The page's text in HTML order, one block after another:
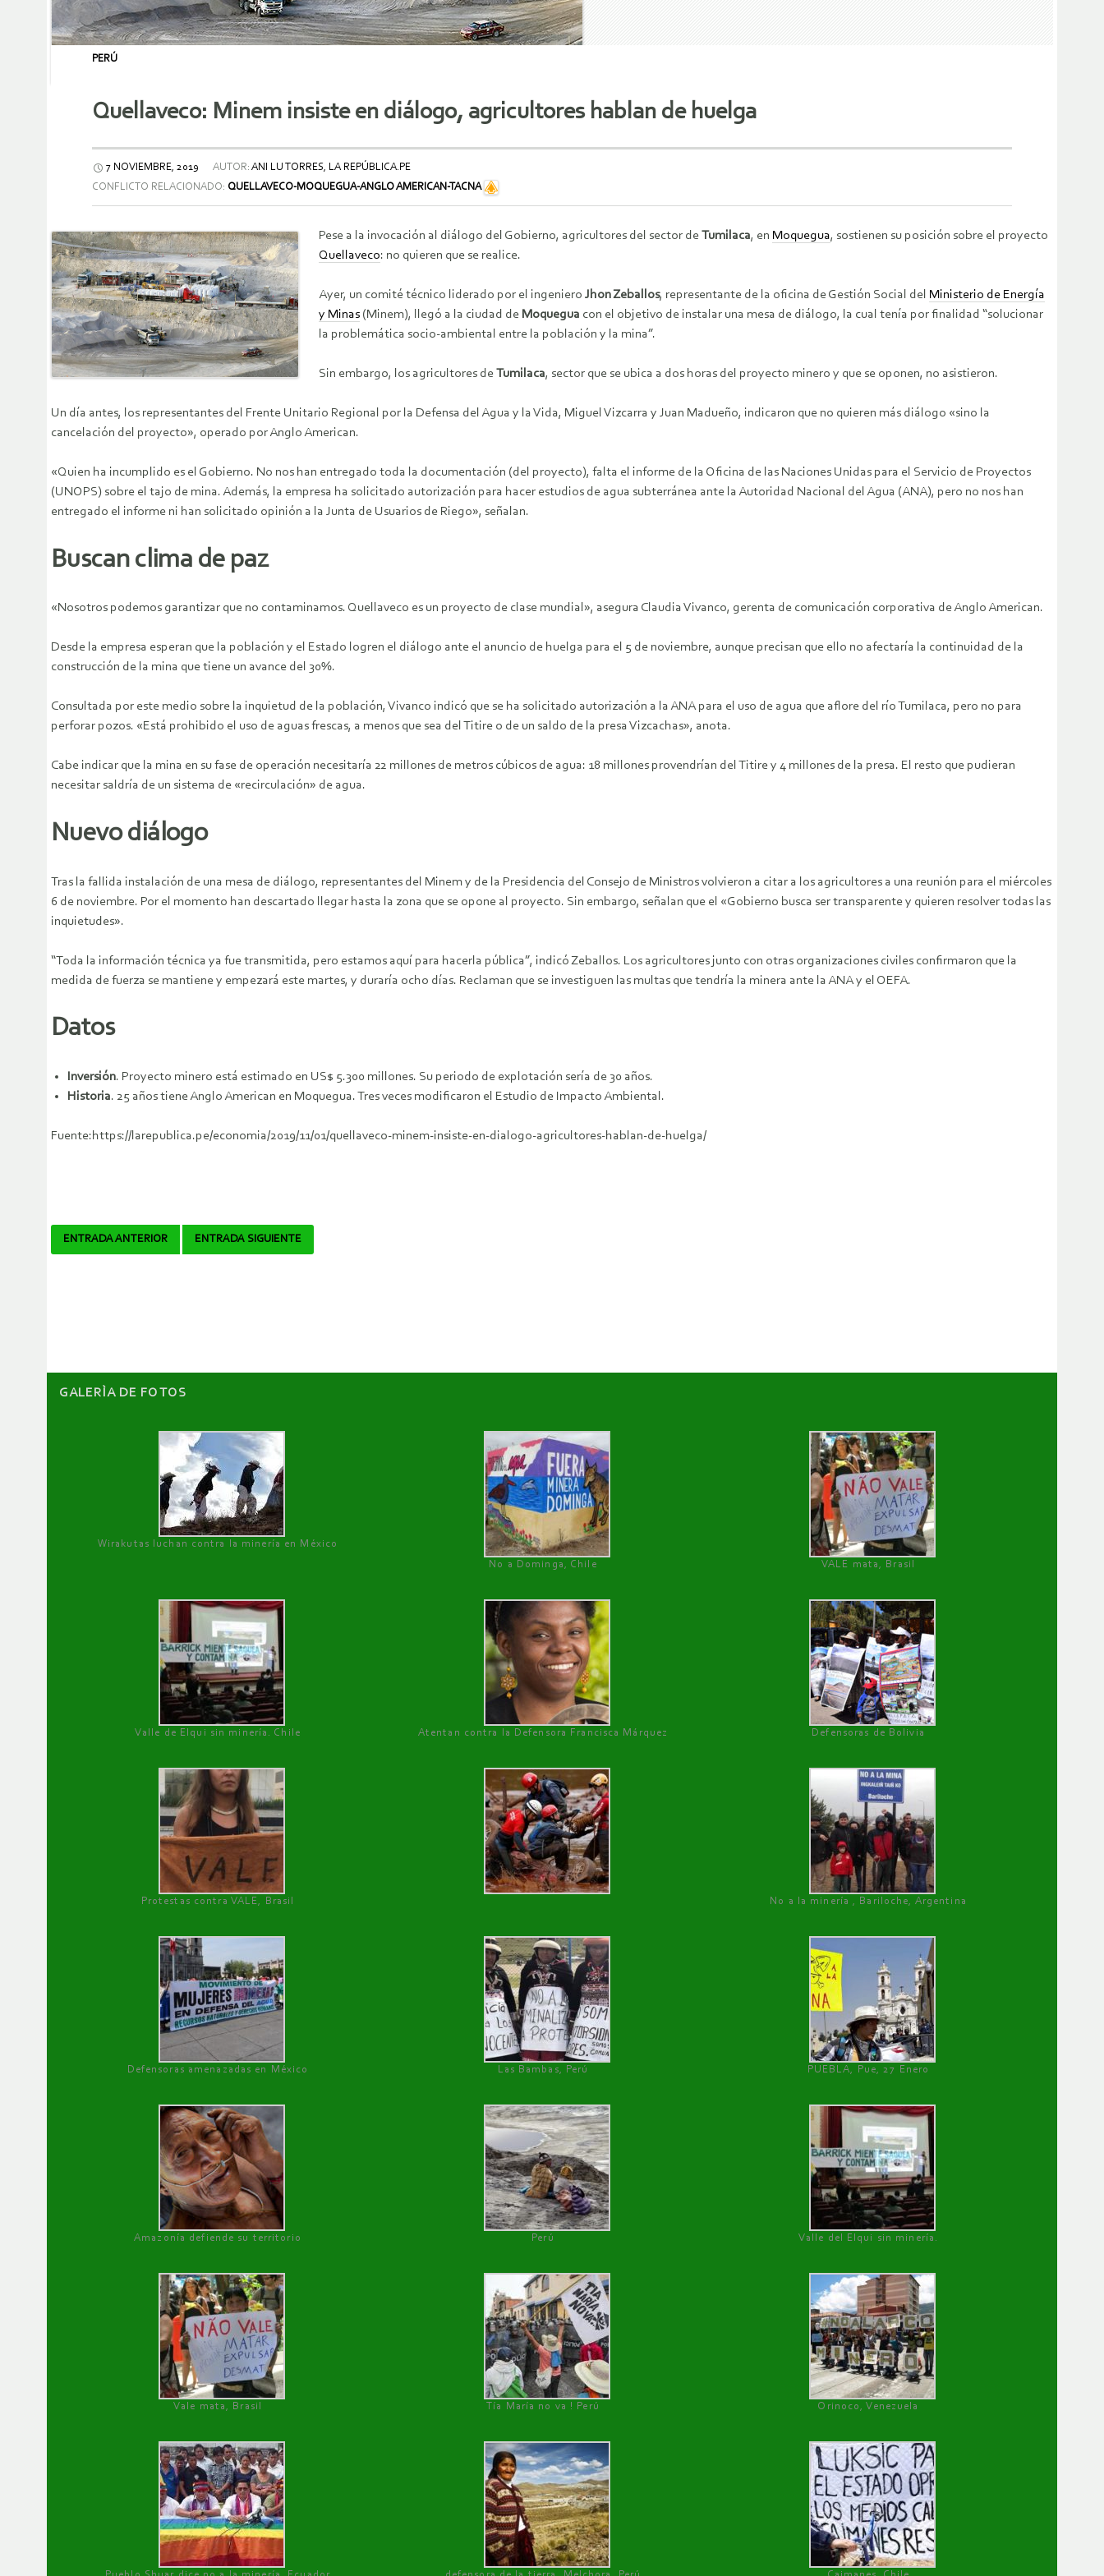
PERÚ
Quellaveco: Minem insiste en diálogo, agricultores hablan de huelga
7 NOVIEMBRE, 2019 AUTOR: ANI LU TORRES, LA REPÚBLICA.PE
CONFLICTO RELACIONADO: QUELLAVECO-MOQUEGUA-ANGLO AMERICAN-TACNA
Pese a la invocación al diálogo del Gobierno, agricultores del sector deTumilaca, en Moquegua, sostienen su posición sobre el proyecto
Quellaveco: no quieren que se realice.
Ayer, un comité técnico liderado por el ingeniero Jhon Zeballos, representante de la oficina de Gestión Social del Ministerio de Energía
y Minas (Minem), llegó a la ciudad de Moquegua con el objetivo de instalar una mesa de diálogo, la cual tenía por finalidad “solucionar
la problemática socio-ambiental entre la población y la mina”.
Sin embargo, los agricultores deTumilaca, sector que se ubica a dos horas del proyecto minero y que se oponen, no asistieron.
Un día antes, los representantes del Frente Unitario Regional por la Defensa del Agua y la Vida, Miguel Vizcarra y Juan Madueño, indicaron que no quieren más diálogo «sino la
cancelación del proyecto», operado por Anglo American.
«Quien ha incumplido es el Gobierno. No nos han entregado toda la documentación (del proyecto), falta el informe de la Oficina de las Naciones Unidas para el Servicio de Proyectos
(UNOPS) sobre el tajo de mina. Además, la empresa ha solicitado autorización para hacer estudios de agua subterránea ante la Autoridad Nacional del Agua (ANA), pero no nos han
entregado el informe ni han solicitado opinión a la Junta de Usuarios de Riego», señalan.
Buscan clima de paz
«Nosotros podemos garantizar que no contaminamos. Quellaveco es un proyecto de clase mundial», asegura Claudia Vivanco, gerenta de comunicación corporativa de Anglo American.
Desde la empresa esperan que la población y el Estado logren el diálogo ante el anuncio de huelga para el 5 de noviembre, aunque precisan que ello no afectaría la continuidad de la
construcción de la mina que tiene un avance del 30%.
Consultada por este medio sobre la inquietud de la población, Vivanco indicó que se ha solicitado autorización a la ANA para el uso de agua que aflore del río Tumilaca, pero no para
perforar pozos. «Está prohibido el uso de aguas frescas, a menos que sea del Titire o de un saldo de la presa Vizcachas», anota.
Cabe indicar que la mina en su fase de operación necesitaría 22 millones de metros cúbicos de agua: 18 millones provendrían del Titire y 4 millones de la presa. El resto que pudieran
necesitar saldría de un sistema de «recirculación» de agua.
Nuevo diálogo
Tras la fallida instalación de una mesa de diálogo, representantes del Minem y de la Presidencia del Consejo de Ministros volvieron a citar a los agricultores a una reunión para el miércoles
6 de noviembre. Por el momento han descartado llegar hasta la zona que se opone al proyecto. Sin embargo, señalan que el «Gobierno busca ser transparente y quieren resolver todas las
inquietudes».
“Toda la información técnica ya fue transmitida, pero estamos aquí para hacerla pública”, indicó Zeballos. Los agricultores junto con otras organizaciones civiles confirmaron que la
medida de fuerza se mantiene y empezará este martes, y duraría ocho días. Reclaman que se investiguen las multas que tendría la minera ante la ANA y el OEFA.
Datos
Inversión. Proyecto minero está estimado en US$ 5.300 millones. Su periodo de explotación sería de 30 años.
Historia. 25 años tiene Anglo American en Moquegua. Tres veces modificaron el Estudio de Impacto Ambiental.
Fuente:https://larepublica.pe/economia/2019/11/01/quellaveco-minem-insiste-en-dialogo-agricultores-hablan-de-huelga/
Navegador
ENTRADA ANTERIOR ENTRADA SIGUIENTE
GALERÌA DE FOTOS
Wirakutas luchan contra la minería en México
No a Dominga, Chile
VALE mata, Brasil
Valle de Elqui sin minería. Chile Atentan contra la Defensora Francisca Márquez Defensoras de Bolivia
Protestas contra VALE, Brasil No a la minería , Bariloche, Argentina
Defensoras amenazadas en México Las Bambas, Perú PUEBLA, Pue, 27 Enero
Amazonía defiende su territorio Perú Valle del Elqui sin minería.
Vale mata, Brasil Tía María no va ! Perú Orinoco, Venezuela